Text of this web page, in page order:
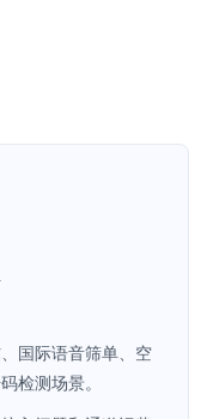
国际语音筛单、空
检测场景。